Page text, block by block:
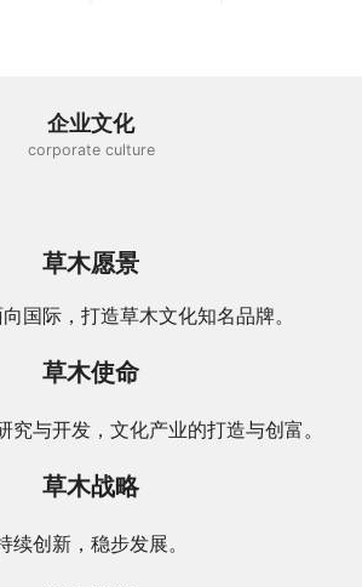
企业文化
corporate culture
草木愿景
国际，打造草木文化知名品牌。
草木使命
究与开发，文化产业的打造与创富。
草木战略
续创新，稳步发展。